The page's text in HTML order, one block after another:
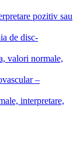
pozitiv sau
de disc-
valori normale,
–
interpretare,